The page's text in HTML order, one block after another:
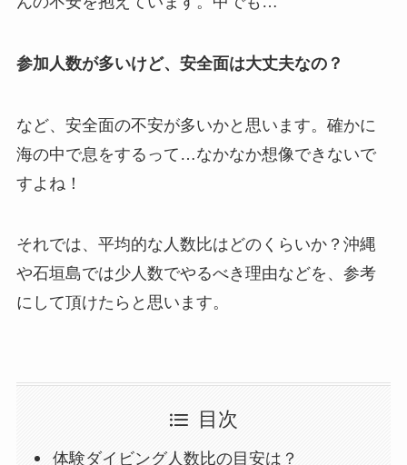
参加人数が多いけど、安全面は大丈夫なの？
など、安全面の不安が多いかと思います。確かに
海の中で息をするって…なかなか想像できないで
すよね！
それでは、平均的な人数比はどのくらいか？沖縄
や石垣島では少人数でやるべき理由などを、参考
にして頂けたらと思います。
目次
体験ダイビング人数比の目安は？